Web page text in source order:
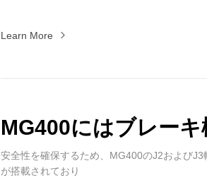
Learn More
MG400にはブレー
安全性を確保するため、MG400のJ2およびJ3
が搭載されており